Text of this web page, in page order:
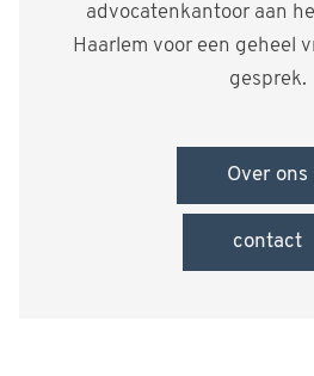
advocatenkantoor aan
Haarlem voor een geheel
gesprek.
Over ons
contact